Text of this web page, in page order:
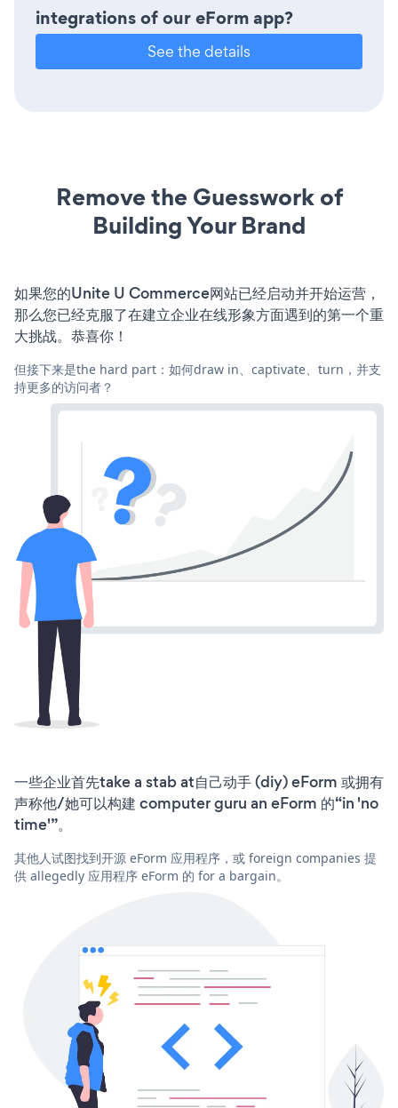
integrations of our eForm app?
See the details
Remove the Guesswork of
Building Your Brand
如果您的Unite U Commerce网站已经启动并开始运营，
那么您已经克服了在建立企业在线形象方面遇到的第一个重
大挑战。恭喜你！
但接下来是the hard part：如何draw in、captivate、turn，并支
持更多的访问者？
一些企业首先take a stab at自己动手 (diy) eForm 或拥有
声称他/她可以构建 computer guru an eForm 的“in 'no
time'”。
其他人试图找到开源 eForm 应用程序，或 foreign companies 提
供 allegedly 应用程序 eForm 的 for a bargain。